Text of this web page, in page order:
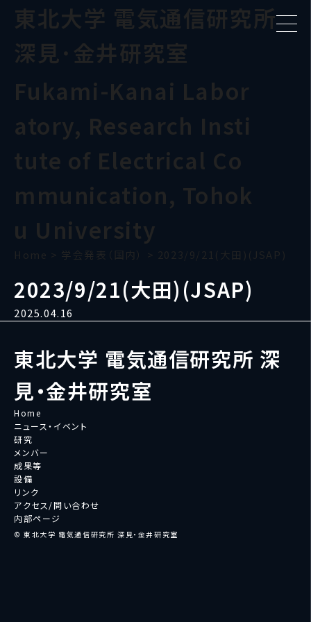
東北大学 電気通信研究所
深見･金井研究室
Fukami-Kanai Labor
atory, Research Insti
tute of Electrical Co
mmunication, Tohok
u University
Home > 学会発表（国内） > 2023/9/21(大田)(JSAP)
2023/9/21(大田)(JSAP)
2025.04.16
東北大学 電気通信研究所 深
見・金井研究室
Home
ニュース・イベント
研究
メンバー
成果等
設備
リンク
アクセス/問い合わせ
内部ページ
© 東北大学 電気通信研究所 深見・金井研究室